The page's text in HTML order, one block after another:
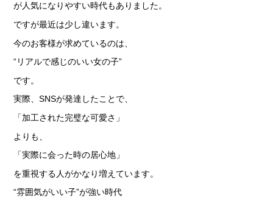
› お酒が飲めなくてもOK
› お給料明細公開中!
› 家具家電付デザイナーズマンション完備
› お給料日払い 即日払いOK!
› 人事部について
› アリバイ対策万全
› 個人ロッカーキレイな更衣室完備
› ニュース・トピックス
が人気になりやすい時代もありました。
ですが最近は少し違います。
今のお客様が求めているのは、
“リアルで感じのいい女の子”
です。
実際、SNSが発達したことで、
「加工された完璧な可愛さ」
よりも、
「実際に会った時の居心地」
を重視する人がかなり増えています。
“雰囲気がいい子”が強い時代